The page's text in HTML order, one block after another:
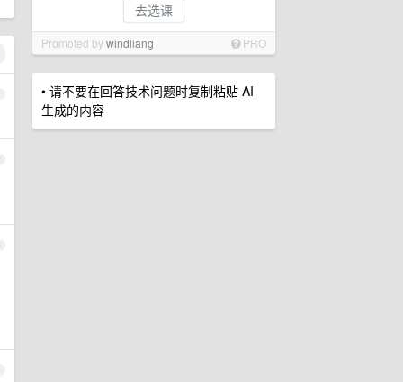
去选课
Promoted bywindliang PRO
• 请不要在回答技术问题时复制粘贴 AI
生成的内容